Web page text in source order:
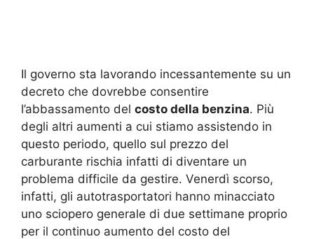
Il governo sta lavorando incessantemente su un
decreto che dovrebbe consentire
l’abbassamento del costo della benzina. Più
degli altri aumenti a cui stiamo assistendo in
questo periodo, quello sul prezzo del
carburante rischia infatti di diventare un
problema difficile da gestire. Venerdì scorso,
infatti, gli autotrasportatori hanno minacciato
uno sciopero generale di due settimane proprio
per il continuo aumento del costo del